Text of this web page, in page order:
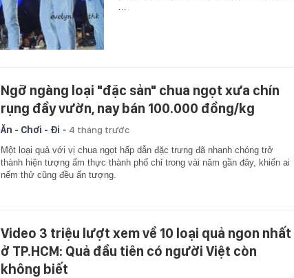
…
Ngỡ ngàng loại "đặc sản" chua ngọt xưa chín
rụng đầy vườn, nay bán 100.000 đồng/kg
Ăn - Chơi - Đi - 4 tháng trước
Một loại quả với vị chua ngọt hấp dẫn đặc trưng đã nhanh chóng trở
thành hiện tượng ẩm thực thành phố chỉ trong vài năm gần đây, khiến ai
nếm thử cũng đều ấn tượng.
Video 3 triệu lượt xem về 10 loại quả ngon nhất
ở TP.HCM: Quả đầu tiên có người Việt còn
không biết